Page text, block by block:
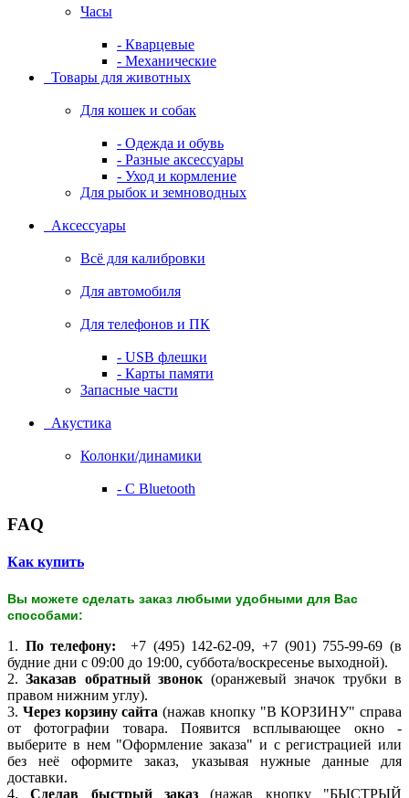
Часы
- Кварцевые
- Механические
Товары для животных
Для кошек и собак
- Одежда и обувь
- Разные аксессуары
- Уход и кормление
Для рыбок и земноводных
Аксессуары
Всё для калибровки
Для автомобиля
Для телефонов и ПК
- USB флешки
- Карты памяти
Запасные части
Акустика
Колонки/динамики
- С Bluetooth
FAQ
Как купить
Вы можете сделать заказ любыми удобными для Вас
способами:
1. По телефону: +7 (495) 142-62-09, +7 (901) 755-99-69 (в
будние дни с 09:00 до 19:00, суббота/воскресенье выходной).
2.Заказав обратный звонок (оранжевый значок трубки в
правом нижним углу).
3. Через корзину сайта (нажав кнопку "В КОРЗИНУ" справа
от фотографии товара. Появится всплывающее окно -
выберите в нем "Оформление заказа" и с регистрацией или
без неё оформите заказ, указывая нужные данные для
доставки.
4.Сделав быстрый заказ (нажав кнопку "БЫСТРЫЙ